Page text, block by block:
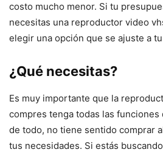
costo mucho menor. Si tu
necesitas una reproductor video
elegir una opción que se ajuste a
¿Qué necesitas?
Es muy importante que la
compres tenga todas las funciones
de todo, no tiene sentido comprar
tus necesidades. Si estás